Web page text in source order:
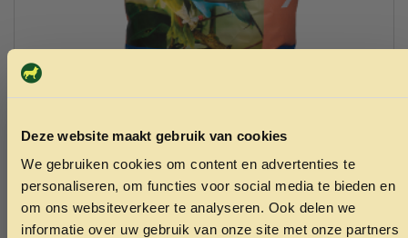
Deze website maakt gebruik van cookies
We gebruiken cookies om content en advertenties te
personaliseren, om functies voor social media te bieden en
om ons websiteverkeer te analyseren. Ook delen we
informatie over uw gebruik van onze site met onze partners
Garvo agapornidenzaad 20kg 9111
ONTVANG 5% KORTING OP
JE EERSTE BESTELLING!